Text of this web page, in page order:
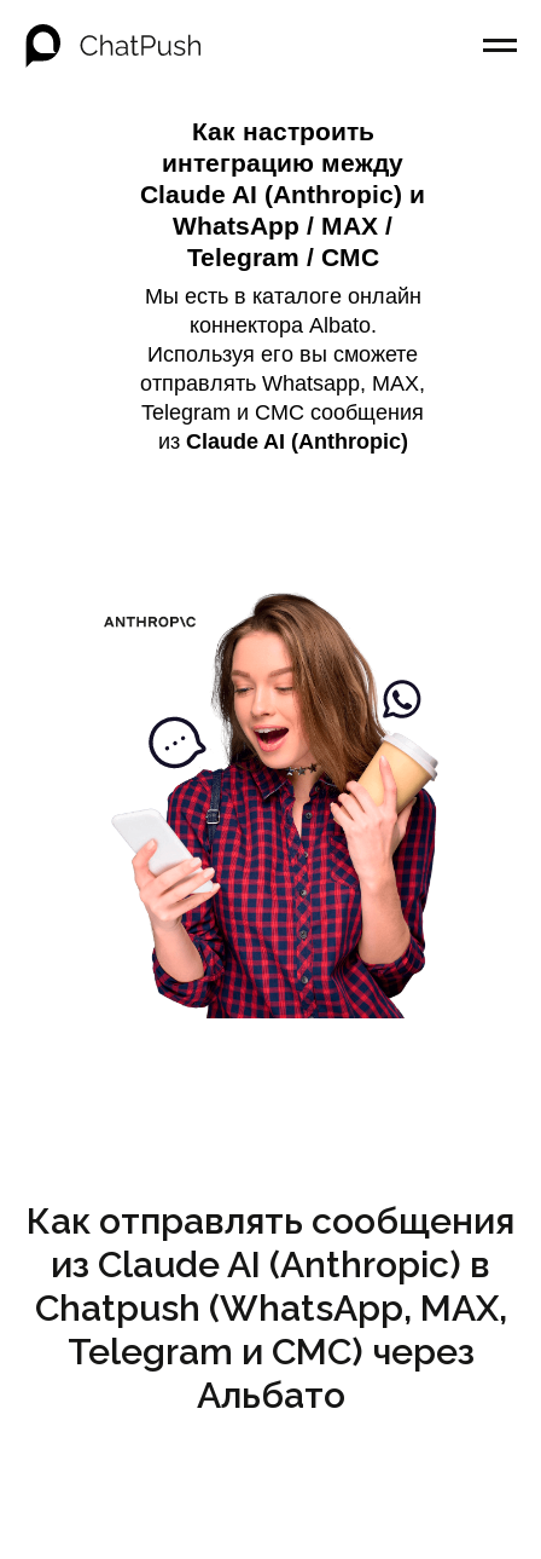
Как настроить
интеграцию между
Claude AI (Anthropic) и
WhatsApp / MAX /
Telegram / СМС
Мы есть в каталоге онлайн
коннектора Albato.
Используя его вы сможете
отправлять Whatsapp, MAX,
Telegram и СМС сообщения
из Claude AI (Anthropic)
Как отправлять сообщения
из Claude AI (Anthropic) в
Chatpush (WhatsApp, MAX,
Telegram и СМС) через
Альбато